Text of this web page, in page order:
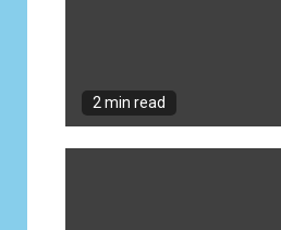
2 min read